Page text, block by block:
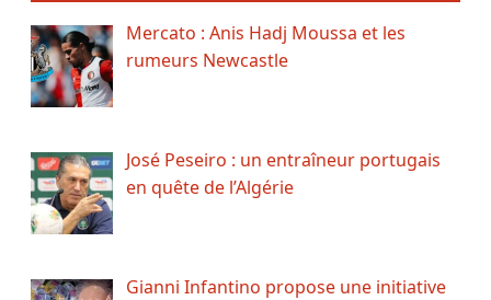
Mercato : Anis Hadj Moussa et les
rumeurs Newcastle
José Peseiro : un entraîneur portugais
en quête de l’Algérie
Gianni Infantino propose une initiative